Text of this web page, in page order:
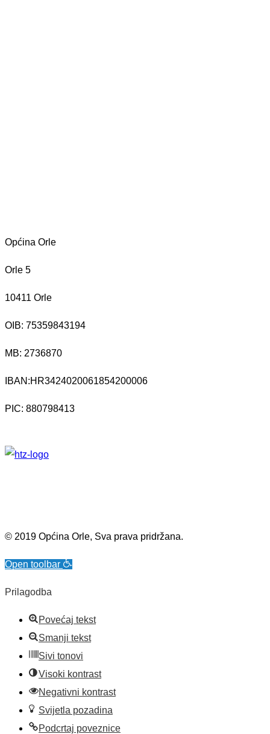
Općina Orle
Orle 5
10411 Orle
OIB: 75359843194
MB: 2736870
IBAN:HR3424020061854200006
PIC: 880798413
© 2019 Općina Orle, Sva prava pridržana.
Open toolbar
Prilagodba
Povećaj tekst
Smanji tekst
Sivi tonovi
Visoki kontrast
Negativni kontrast
Svijetla pozadina
Podcrtaj poveznice